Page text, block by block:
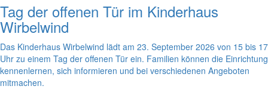
Tag der offenen Tür im Kinderhaus
Wirbelwind
Das Kinderhaus Wirbelwind lädt am 23. September 2026 von 15 bis 17
Uhr zu einem Tag der offenen Tür ein. Familien können die Einrichtung
kennenlernen, sich informieren und bei verschiedenen Angeboten
mitmachen.